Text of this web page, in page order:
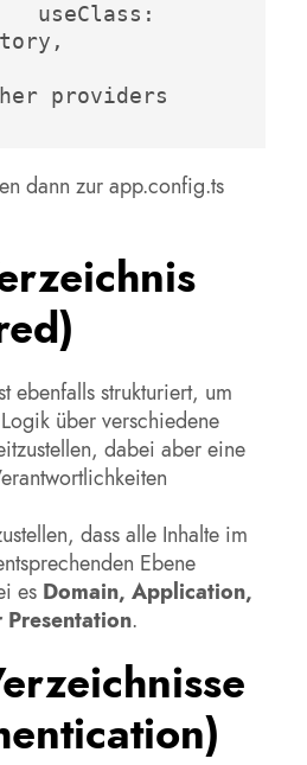
dann zur app.config.ts
ebenfalls strukturiert, um
über verschiedene
dabei aber eine
dass alle Inhalte im
Ebene
es Domain, Application,
.